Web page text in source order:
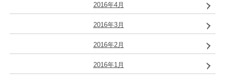
2016年4月
2016年3月
2016年2月
2016年1月